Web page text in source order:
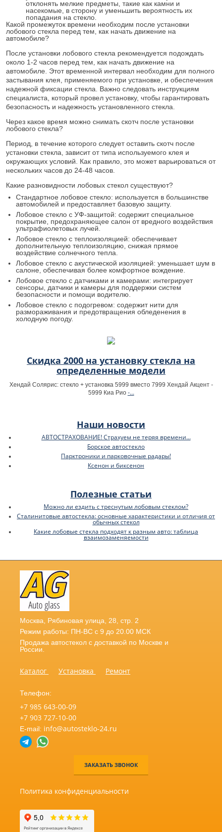
отклонять мелкие предметы, такие как камни и
насекомые, в сторону и уменьшить вероятность их
попадания на стекло.
Какой промежуток времени необходим после установки
лобового стекла перед тем, как начать движение на
автомобиле?
После установки лобового стекла рекомендуется подождать
около 1-2 часов перед тем, как начать движение на
автомобиле. Этот временной интервал необходим для полного
застывания клея, применяемого при установке, и обеспечения
надежной фиксации стекла. Важно следовать инструкциям
специалиста, который провел установку, чтобы гарантировать
безопасность и надежность установленного стекла.
Через какое время можно снимать скотч после установки
лобового стекла?
Период, в течение которого следует оставить скотч после
установки стекла, зависит от типа используемого клея и
окружающих условий. Как правило, это может варьироваться от
нескольких часов до 24-48 часов.
Какие разновидности лобовых стекол существуют?
Стандартное лобовое стекло: используется в большинстве
автомобилей и предоставляет базовую защиту.
Лобовое стекло с УФ-защитой: содержит специальное
покрытие, предохраняющее салон от вредного воздействия
ультрафиолетовых лучей.
Лобовое стекло с теплоизоляцией: обеспечивает
дополнительную теплоизоляцию, снижая прямое
воздействие солнечного тепла.
Лобовое стекло с акустической изоляцией: уменьшает шум в
салоне, обеспечивая более комфортное вождение.
Лобовое стекло с датчиками и камерами: интегрирует
сенсоры, датчики и камеры для поддержки систем
безопасности и помощи водителю.
Лобовое стекло с подогревом: содержит нити для
размораживания и предотвращения обледенения в
холодную погоду.
Скидка 2000 на установку стекла на
определенные модели
Хендай Солярис: стекло + установка 5999 вместо 7999 Хендай Акцент -
5999 Киа Рио -...
Наши новости
АВТОСТРАХОВАНИЕ! Страхуем не теряя времени...
Борское автостекло
Парктроники и парковочные радары!
Ксенон и биксенон
Полезные статьи
Можно ли ездить с треснутым лобовым стеклом?
Сталинитовые автостекла: основные характеристики и отличия от
обычных стекол
Какие лобовые стекла подходят к разным авто: таблица
взаимозаменяемости
Москва
Рябиновая улица, 28, стр. 2
Режим работы: ПН-ВС с 9 до 20.00 МСК
Продажа автостекол с доставкой по Москве и
России.
Каталог Установка Ремонт
Телефон:
+7 985 643-00-09
+7 903 727-10-00
E-mail: info@autosteklo-24.ru
ЗАКАЗАТЬ ЗВОНОК
Политика конфиденциальности